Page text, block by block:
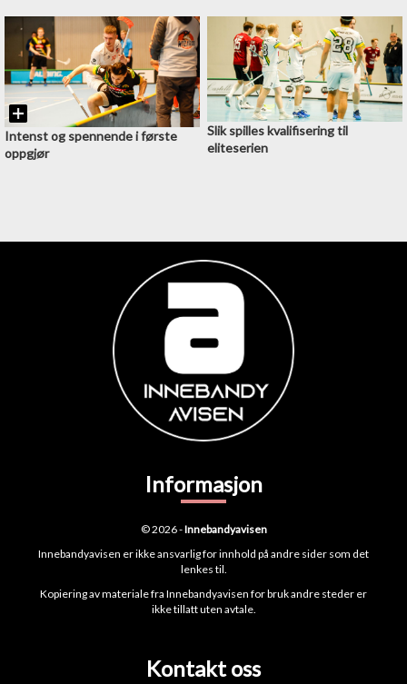
Intenst og spennende i første
oppgjør
Slik spilles kvalifisering til
eliteserien
Informasjon
© 2026 -Innebandyavisen
Innebandyavisen er ikke ansvarlig for innhold på andre sider som det
lenkes til.
Kopiering av materiale fra Innebandyavisen for bruk andre steder er
ikke tillatt uten avtale.
Kontakt oss